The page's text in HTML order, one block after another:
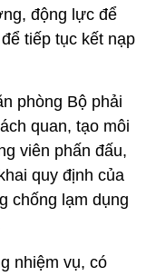
động lực để
tiếp tục kết nạp
phòng Bộ phải
quan, tạo môi
viên phấn đấu,
quy định của
chống lạm dụng
nhiệm vụ, có